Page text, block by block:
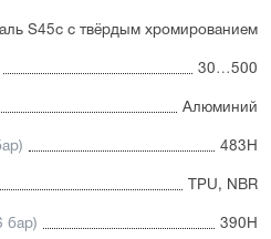
S45c с твёрдым хромированием
30…500
Алюминий
483Н
TPU, NBR
бар) 390Н